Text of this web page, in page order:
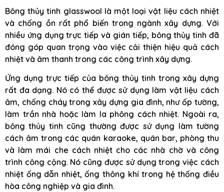
Bông thủy tinh glasswool là một loại vật liệu cách nhiệt
và chống ồn rất phổ biến trong ngành xây dựng. Với
nhiều ứng dụng trực tiếp và gián tiếp, bông thủy tinh đã
đóng góp quan trọng vào việc cải thiện hiệu quả cách
nhiệt và âm thanh trong các công trình xây dựng.
Ứng dụng trực tiếp của bông thủy tinh trong xây dựng
rất đa dạng. Nó có thể được sử dụng làm vật liệu cách
âm, chống cháy trong xây dựng gia đình, như ốp tường,
làm trần nhà hoặc làm la phông cách nhiệt. Ngoài ra,
bông thủy tinh cũng thường được sử dụng làm tường
cách âm trong các quán karaoke, quán bar, phòng thu
và làm mái che cách nhiệt cho các nhà chờ và công
trình công cộng. Nó cũng được sử dụng trong việc cách
nhiệt ống dẫn nhiệt, ống thông khí trong hệ thống điều
hòa công nghiệp và gia đình.